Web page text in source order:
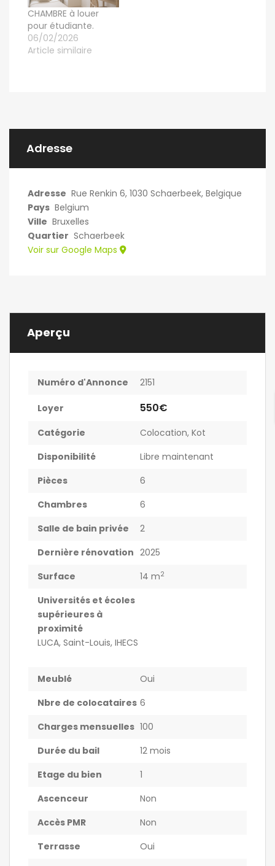
CHAMBRE à louer
pour étudiante.
06/02/2026
Article similaire
Adresse
Adresse Rue Renkin 6, 1030 Schaerbeek, Belgique
Pays Belgium
Ville Bruxelles
Quartier Schaerbeek
Voir sur Google Maps
Aperçu
Numéro d'Annonce 2151
Loyer 550€
Catégorie Colocation, Kot
Disponibilité
Libre maintenant
Pièces
6
Chambres
6
Salle de bain privée
2
Dernière rénovation 2025
Surface
14 m2
Universités et écoles
supérieures à
proximité
LUCA, Saint-Louis, IHECS
Meublé
Oui
Nbre de colocataires 6
Charges mensuelles 100
Durée du bail
12 mois
Etage du bien
1
Ascenceur
Non
Accès PMR
Non
Terrasse
Oui